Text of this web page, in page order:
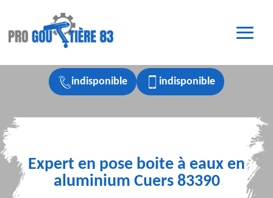
indisponible indisponible
Expert en pose boite à eaux en
aluminium Cuers 83390